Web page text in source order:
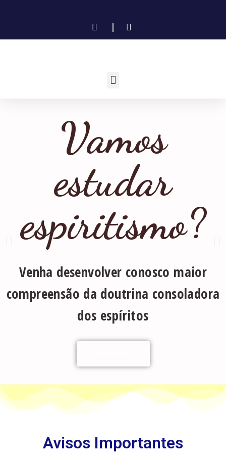
Vamos
estudar
espiritismo?
Venha desenvolver conosco maior
compreensão da doutrina consoladora
dos espíritos
Avisos Importantes